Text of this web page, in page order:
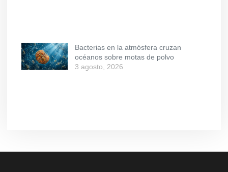
Bacterias en la atmósfera cruzan
océanos sobre motas de polvo
3 agosto, 2026